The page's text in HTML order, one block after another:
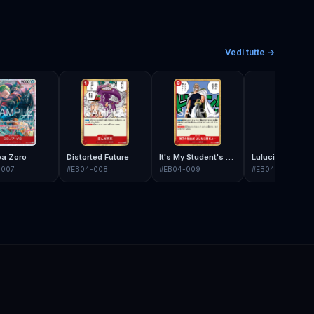
Vedi tutte →
Zoro Distorted Future
#EB04-008
It's My Student's Farewell. I Want It to Be Proper.
#EB04-009
Lulucia
#EB04-010